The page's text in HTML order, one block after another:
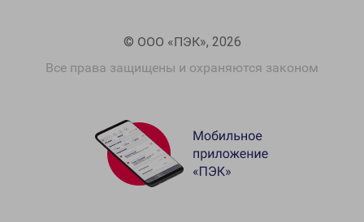
© ООО «ПЭК», 2026
Все права защищены и охраняются законом